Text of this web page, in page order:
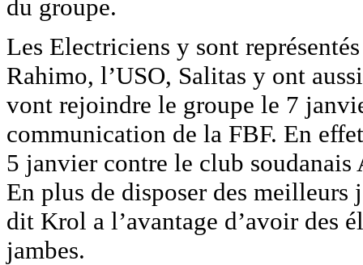
du groupe.
Les Electriciens y sont
Rahimo, l’USO, Salitas y ont
vont rejoindre le groupe le 7
communication de la FBF. En
5 janvier contre le club soudanais
En plus de disposer des
dit Krol a l’avantage d’avoir des
jambes.